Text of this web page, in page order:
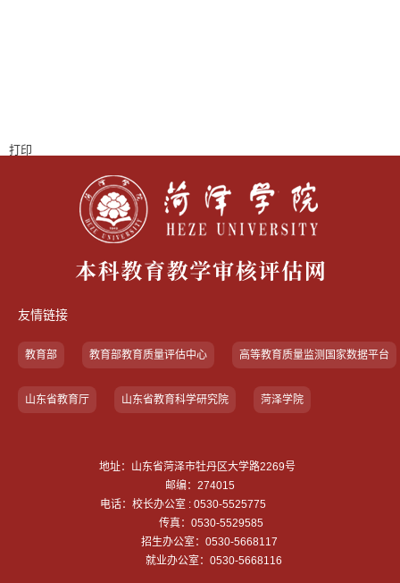
打印
友情链接
教育部 教育部教育质量评估中心 高等教育质量监测国家数据平台
山东省教育厅 山东省教育科学研究院 菏泽学院
地址：山东省菏泽市牡丹区大学路2269号
邮编：274015
电话：校长办公室 : 0530-5525775
传真：0530-5529585
招生办公室：0530-5668117
就业办公室：0530-5668116